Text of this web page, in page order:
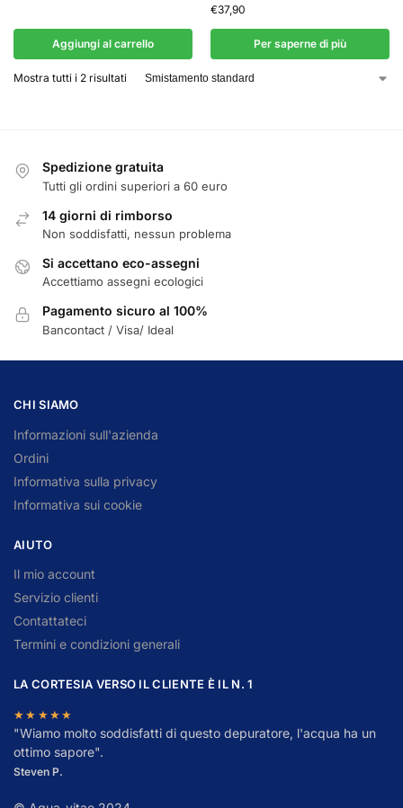
Aggiungi al carrello
€37,90
Per saperne di più
Mostra tutti i 2 risultati
Spedizione gratuita
Tutti gli ordini superiori a 60 euro
14 giorni di rimborso
Non soddisfatti, nessun problema
Si accettano eco-assegni
Accettiamo assegni ecologici
Pagamento sicuro al 100%
Bancontact / Visa/ Ideal
CHI SIAMO
Informazioni sull'azienda
Ordini
Informativa sulla privacy
Informativa sui cookie
AIUTO
Il mio account
Servizio clienti
Contattateci
Termini e condizioni generali
LA CORTESIA VERSO IL CLIENTE È IL N. 1
★★★★★
"Wiamo molto soddisfatti di questo depuratore, l'acqua ha un
ottimo sapore".
Steven P.